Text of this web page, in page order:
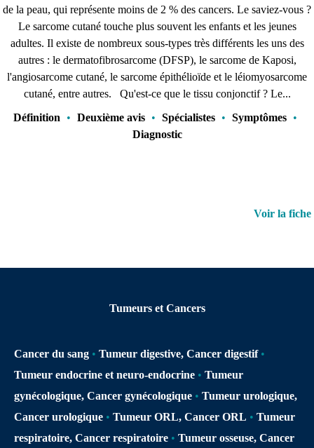
de la peau, qui représente moins de 2 % des cancers. Le saviez-vous ?
Le sarcome cutané touche plus souvent les enfants et les jeunes
adultes. Il existe de nombreux sous-types très différents les uns des
autres : le dermatofibrosarcome (DFSP), le sarcome de Kaposi,
l'angiosarcome cutané, le sarcome épithélioïde et le léiomyosarcome
cutané, entre autres. Qu'est-ce que le tissu conjonctif ? Le...
Définition
• Deuxième avis • Spécialistes • Symptômes •
Diagnostic
Voir la fiche
Tumeurs et Cancers
Cancer du sang • Tumeur digestive, Cancer digestif •
Tumeur endocrine et neuro-endocrine • Tumeur
gynécologique, Cancer gynécologique • Tumeur urologique,
Cancer urologique • Tumeur ORL, Cancer ORL • Tumeur
respiratoire, Cancer respiratoire • Tumeur osseuse, Cancer